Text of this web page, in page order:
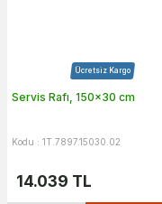
Ücretsiz Kargo
Servis Rafı, 150x30 cm
Kodu : 1T.7897.15030.02
14.039 TL